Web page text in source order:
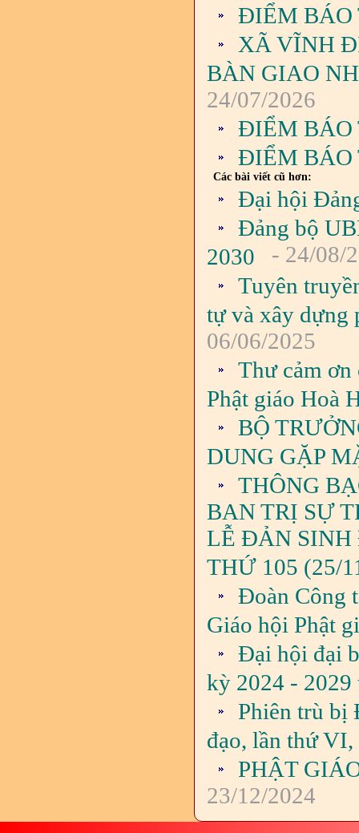
ĐIỂM BÁO
XÃ VĨNH
BÀN GIAO
24/07/2026
ĐIỂM BÁO
ĐIỂM BÁO
Các bài viết cũ hơn:
Đại hội
Đảng bộ
2030
- 24/08/
Tuyên
tự và xây dựng
06/06/2025
Thư cảm
Phật giáo Hoà
BỘ
DUNG GẶP
THÔNG
BAN TRỊ SỰ
LỄ ĐẢN SINH
THỨ 105 (25/
Đoàn Công
Giáo hội Phật
Đại hội đại
kỳ 2024 - 2029
Phiên trù bị
đạo, lần thứ
PHẬT
23/12/2024